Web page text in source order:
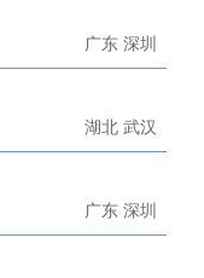
广东 深圳
湖北 武汉
广东 深圳